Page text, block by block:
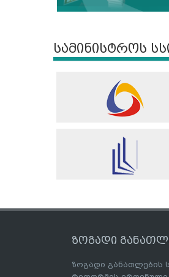
სამინისტროს
ზოგადი
ზოგადი განათლების